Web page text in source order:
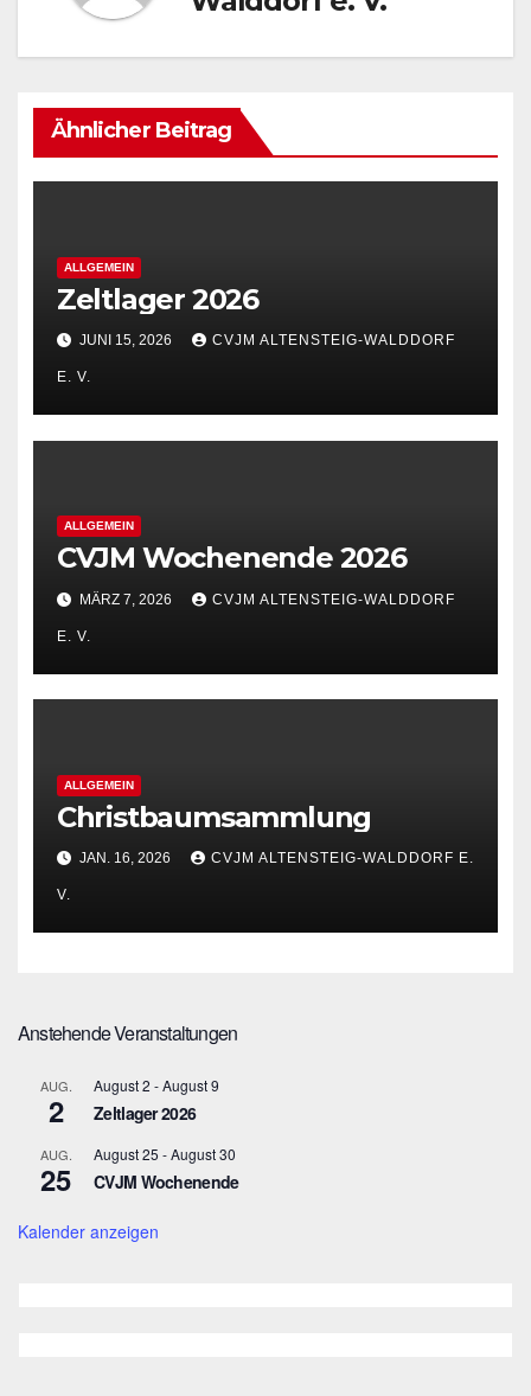
Ähnlicher Beitrag
ALLGEMEIN
Zeltlager 2026
JUNI 15, 2026 CVJM ALTENSTEIG-WALDDORF
E. V.
ALLGEMEIN
CVJM Wochenende 2026
MÄRZ 7, 2026 CVJM ALTENSTEIG-WALDDORF
E. V.
ALLGEMEIN
Christbaumsammlung
JAN. 16, 2026 CVJM ALTENSTEIG-WALDDORF E.
V.
Anstehende Veranstaltungen
AUG.
2
August 2 -August 9
Zeltlager 2026
AUG.
25
August 25 -August 30
CVJM Wochenende
Kalender anzeigen